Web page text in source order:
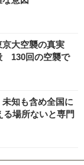
京大空襲の真実
130回の空襲で
知も含め全国に
場所ないと専門